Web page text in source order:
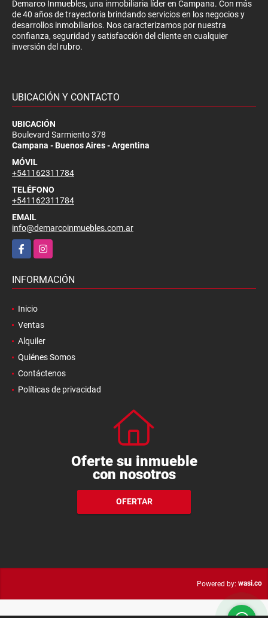
Demarco Inmuebles, una inmobiliaria líder en Campana. Con más
de 40 años de trayectoria brindando servicios en los negocios y
desarrollos inmobiliarios. Nos caracterizamos por nuestra
confianza, seguridad y satisfacción del cliente en cualquier
inversión del rubro.
UBICACIÓN Y CONTACTO
UBICACIÓN
Boulevard Sarmiento 378
Campana - Buenos Aires - Argentina
MÓVIL
+541162311784
TELÉFONO
+541162311784
EMAIL
info@demarcoinmuebles.com.ar
FacebookInstagram
INFORMACIÓN
Inicio
Ventas
Alquiler
Quiénes Somos
Contáctenos
Políticas de privacidad
Oferte su inmueble
con nosotros
OFERTAR
Powered by: wasi.co